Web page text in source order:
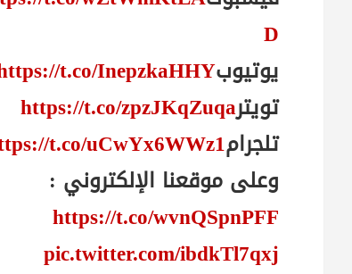
D
يوتيوبt.co/InepzkaHHY
تويترhttps://t.co/zpzJKqZuqa
تلجرامt.co/uCwYx6WWz1
وعلى موقعنا الإلكتروني :
https://t.co/wvnQSpnPFF
pic.twitter.com/ibdkTl7qxj